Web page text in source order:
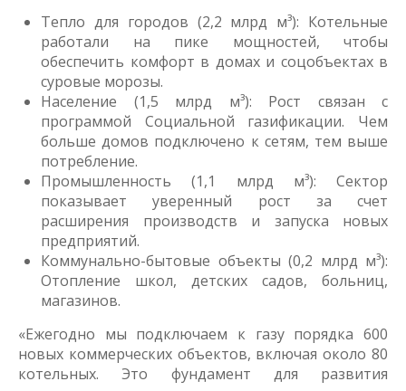
Тепло для городов (2,2 млрд м³): Котельные
работали на пике мощностей, чтобы
обеспечить комфорт в домах и соцобъектах в
суровые морозы.
Население (1,5 млрд м³): Рост связан с
программой Социальной газификации. Чем
больше домов подключено к сетям, тем выше
потребление.
Промышленность (1,1 млрд м³): Сектор
показывает уверенный рост за счет
расширения производств и запуска новых
предприятий.
Коммунально-бытовые объекты (0,2 млрд м³):
Отопление школ, детских садов, больниц,
магазинов.
«Ежегодно мы подключаем к газу порядка 600
новых коммерческих объектов, включая около 80
котельных. Это фундамент для развития